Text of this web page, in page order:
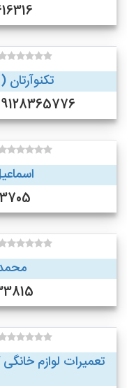
09128365776 - 09367003165 (تهران)
محمد
تعمیرات لوازم